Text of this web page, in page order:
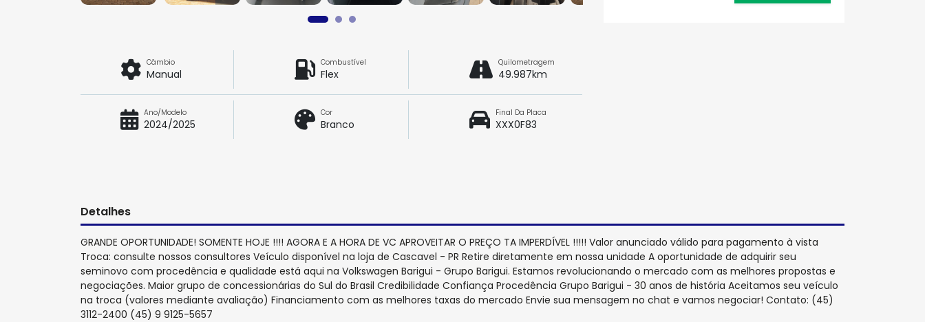
Câmbio
Manual
Combustível
Flex
Quilometragem
49.987km
Ano/Modelo
2024/2025
Cor
Branco
Final Da Placa
XXX0F83
Detalhes
GRANDE OPORTUNIDADE! SOMENTE HOJE !!!! AGORA E A HORA DE VC APROVEITAR O PREÇO TA IMPERDÍVEL !!!!! Valor anunciado válido para pagamento à vista
Troca: consulte nossos consultores Veículo disponível na loja de Cascavel - PR Retire diretamente em nossa unidade A oportunidade de adquirir seu
seminovo com procedência e qualidade está aqui na Volkswagen Barigui - Grupo Barigui. Estamos revolucionando o mercado com as melhores propostas e
negociações. Maior grupo de concessionárias do Sul do Brasil Credibilidade Confiança Procedência Grupo Barigui - 30 anos de história Aceitamos seu veículo
na troca (valores mediante avaliação) Financiamento com as melhores taxas do mercado Envie sua mensagem no chat e vamos negociar! Contato: (45)
3112-2400 (45) 9 9125-5657